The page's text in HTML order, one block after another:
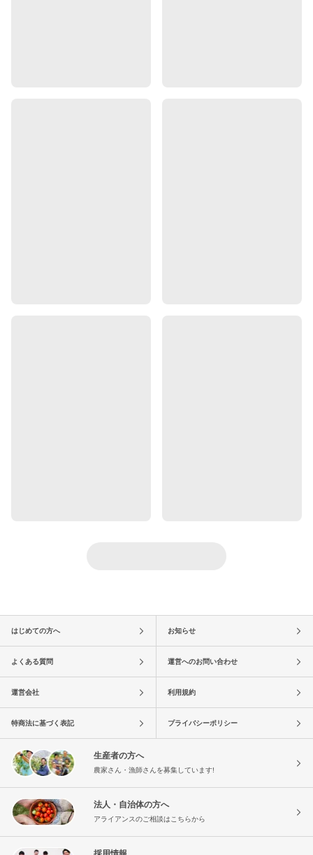
はじめての方へ お知らせ
よくある質問 運営へのお問い合わせ
運営会社 利用規約
特商法に基づく表記 プライバシーポリシー
生産者の方へ
農家さん・漁師さんを募集しています!
法人・自治体の方へ
アライアンスのご相談はこちらから